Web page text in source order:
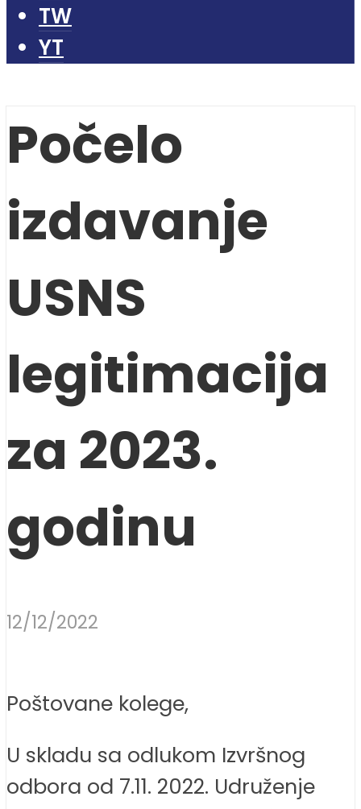
TW
YT
Počelo
izdavanje
USNS
legitimacija
za 2023.
godinu
12/12/2022
Poštovane kolege,
U skladu sa odlukom Izvršnog
odbora od 7.11. 2022. Udruženje